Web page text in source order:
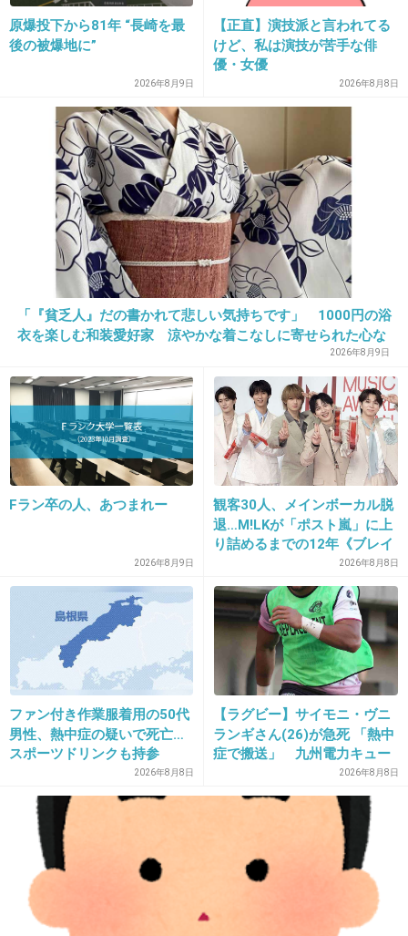
人間不信だから自分のこと好きになるわけない
と思っちゃう。
その前に相手が好意持ってそうな感じでもこれ
は自分の妄想、うぬぼれるなって思っちゃう
1件の返信
+16
2026/07/07(火) 21:13:34
相手が自分を過剰に美化して好きになってくれ
たけど、本当の自分を知ったらガッカリされる
んじゃないか…とか、自信がない分、不安にな
1件の返信
+48 -1
2026/07/07(火) 21:14:00
+19 -1
21. 匿名2026/07/07(火) 21:14:26
>>18
私もこれだったわ
-1
22. 匿名 2026/07/07(火) 21:14:41
なんで自分なんか好きになるんだろう？ってなる。
-1
原爆投下から81年 “長崎を最
後の被爆地に”
2026年8月9日
【正直】演技派と言われてる
けど、私は演技が苦手な俳
優・女優
2026年8月8日
「『貧乏人』だの書かれて悲しい気持ちです」 1000円の浴
衣を楽しむ和装愛好家 涼やかな着こなしに寄せられた心な
2026年8月9日
Fラン卒の人、あつまれー
2026年8月9日
観客30人、メインボーカル脱
退…M!LKが「ポスト嵐」に上
り詰めるまでの12年《ブレイ
2026年8月8日
ファン付き作業服着用の50代
男性、熱中症の疑いで死亡…
スポーツドリンクも持参
2026年8月8日
【ラグビー】サイモニ・ヴニ
ランギさん(26)が急死 「熱中
症で搬送」 九州電力キュー
デンヴォルテクスで練習中
2026年8月8日